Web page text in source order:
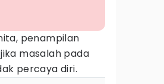
penampilan
masalah pada
percaya diri.